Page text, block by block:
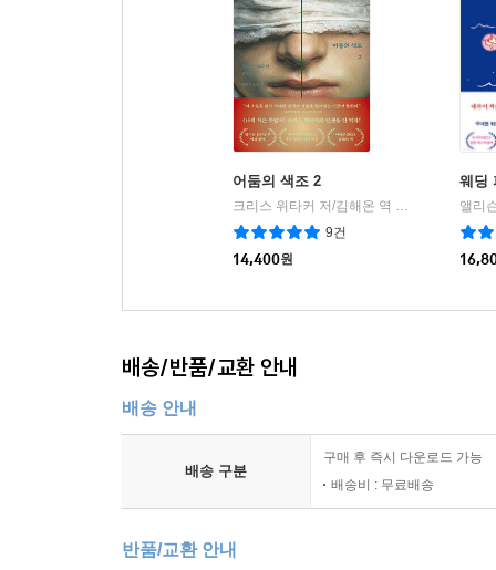
어둠의 색조 2
크리스 위타커 저/김해온 역 | 위즈덤하우스
9건
14,400원
웨딩
배송/반품/교환 안내
배송 안내
배송 구분
구매 후 즉시 다운로드 가능
배송비 : 무료배송
반품/교환 안내